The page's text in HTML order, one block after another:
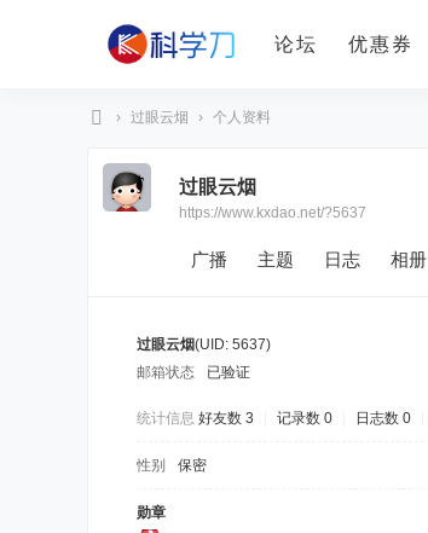
论坛 优惠券
› 过眼云烟 › 个人资料
过眼云烟
https://www.kxdao.net/?5637
广播 主题 日志 相册
过眼云烟(UID: 5637)
邮箱状态
已验证
统计信息 好友数 3 记录数 0 日志数 0
性别 保密
勋章